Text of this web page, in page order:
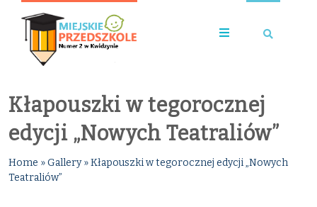
Kłapouszki w tegorocznej
edycji „Nowych Teatraliów”
Home »Gallery»Kłapouszki w tegorocznej edycji „Nowych
Teatraliów”